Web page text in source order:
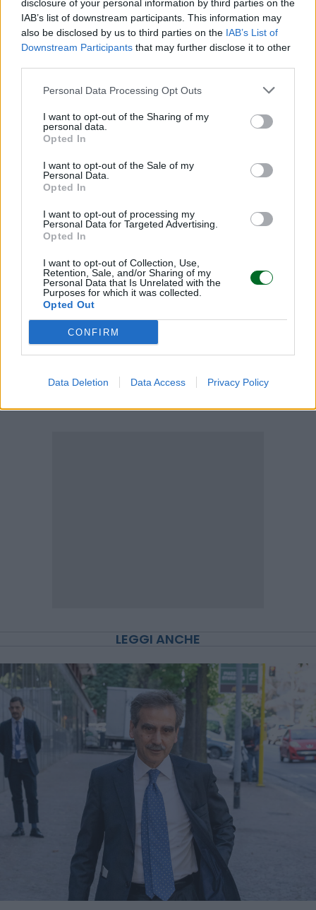
disclosure of your personal information by third parties on the
IAB’s list of downstream participants. This information may
also be disclosed by us to third parties on the IAB’s List of
Downstream Participants that may further disclose it to other
Personal Data Processing Opt Outs
I want to opt-out of the Sharing of my
personal data.
Opted In
I want to opt-out of the Sale of my
Personal Data.
Opted In
I want to opt-out of processing my
Personal Data for Targeted Advertising.
Opted In
I want to opt-out of Collection, Use,
Retention, Sale, and/or Sharing of my
Personal Data that Is Unrelated with the
Purposes for which it was collected.
Opted Out
CONFIRM
Data Deletion Data Access Privacy Policy
digitalizzazione, che secondo Intermonte spinge il
mix verso servizi più ricorrenti e a maggior valore
aggiunto in tutte e tre le divisioni.
Lo scorso anno Tesmec è tornata in utile per 2,1
milioni, a fronte della precedente perdita di 4,8
Dominioni ha rimarcato come il portafoglio ordini
risulti «solido e ben diversificato» nelle diverse
unità operative, rappresentando un «elemento
abilitante fondamentale per consolidare la
gruppo». Nle 2025 i ricavi hanno segnato una
crescita del 7,5% a 257,6 milioni di euro.
© RIPRODUZIONE RISERVATA
Condividi
Scegli Moneta come fonte preferita
LEGGI ANCHE